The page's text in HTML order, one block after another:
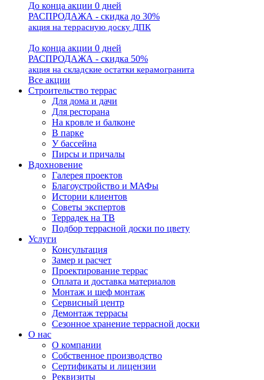
До конца акции 0 дней
РАСПРОДАЖА - скидка до 30%
акция на террасную доску ДПК
До конца акции 0 дней
РАСПРОДАЖА - скидка 50%
акция на складские остатки керамогранита
Все акции
Строительство террас
Для дома и дачи
Для ресторана
На кровле и балконе
В парке
У бассейна
Пирсы и причалы
Вдохновение
Галерея проектов
Благоустройство и МАФы
Истории клиентов
Советы экспертов
Террадек на ТВ
Подбор террасной доски по цвету
Услуги
Консультация
Замер и расчет
Проектирование террас
Оплата и доставка материалов
Монтаж и шеф монтаж
Сервисный центр
Демонтаж террасы
Сезонное хранение террасной доски
О нас
О компании
Собственное производство
Сертификаты и лицензии
Реквизиты